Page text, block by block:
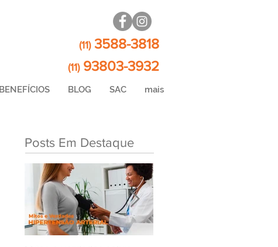
BLOG SAC mais
(11)3588-3818
(11)93803-3932
Posts Em Destaque